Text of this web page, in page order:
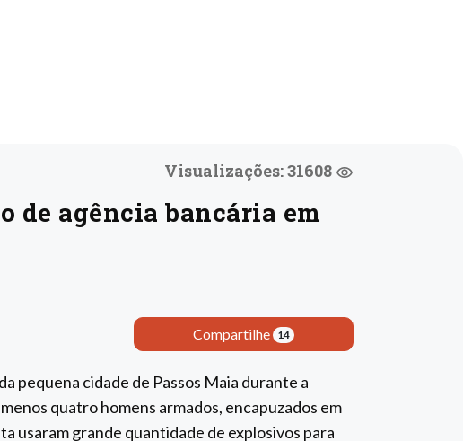
Visualizações: 31608
de agência bancária em
Compartilhe 14
pequena cidade de Passos Maia durante a
quatro homens armados, encapuzados em
usaram grande quantidade de explosivos para